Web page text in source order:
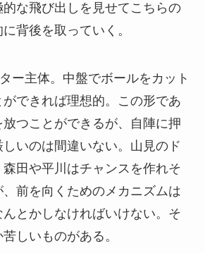
な飛び出しを見せてこちらの
背後を取っていく。
ー主体。中盤でボールをカット
ができれば理想的。この形であ
つことができるが、自陣に押
しいのは間違いない。山見のド
森田や平川はチャンスを作れそ
前を向くためのメカニズムは
とかしなければいけない。そ
しいものがある。